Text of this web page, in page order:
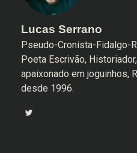
Lucas Serrano
Pseudo-Cronista-Fidalgo-
Poeta Escrivão,
apaixonado em joguinhos,
desde 1996.